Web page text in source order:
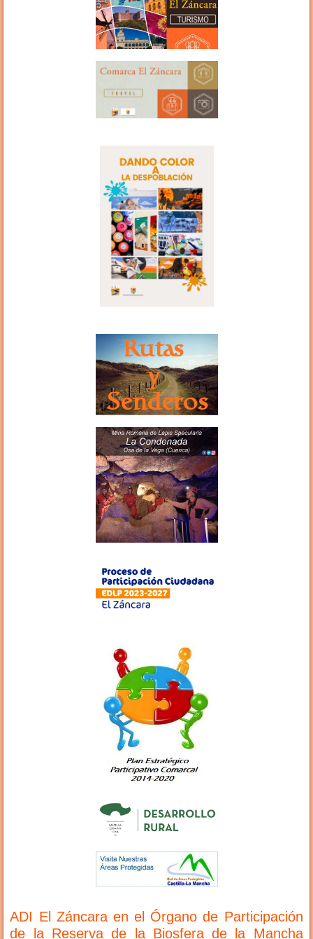
ADI El Záncara en el Órgano de Participación
de la Reserva de la Biosfera de la Mancha